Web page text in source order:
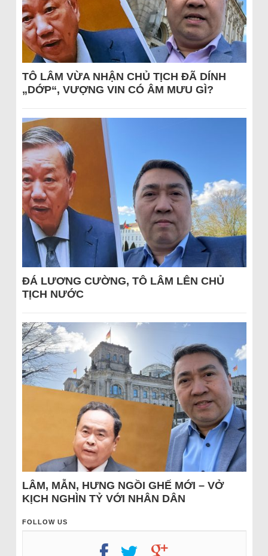
TÔ LÂM VỪA NHẬN CHỦ TỊCH ĐÃ DÍNH
„DỚP“, VƯỢNG VIN CÓ ÂM MƯU GÌ?
ĐÁ LƯƠNG CƯỜNG, TÔ LÂM LÊN CHỦ
TỊCH NƯỚC
LÂM, MẪN, HƯNG NGỒI GHẾ MỚI – VỞ
KỊCH NGHÌN TỶ VỚI NHÂN DÂN
FOLLOW US